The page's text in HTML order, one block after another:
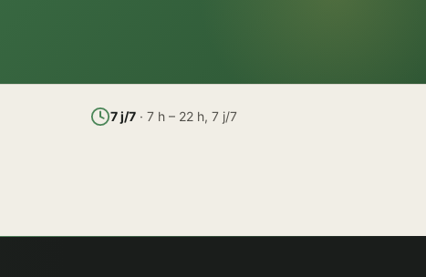
7 j/7 · 7 h – 22 h, 7 j/7